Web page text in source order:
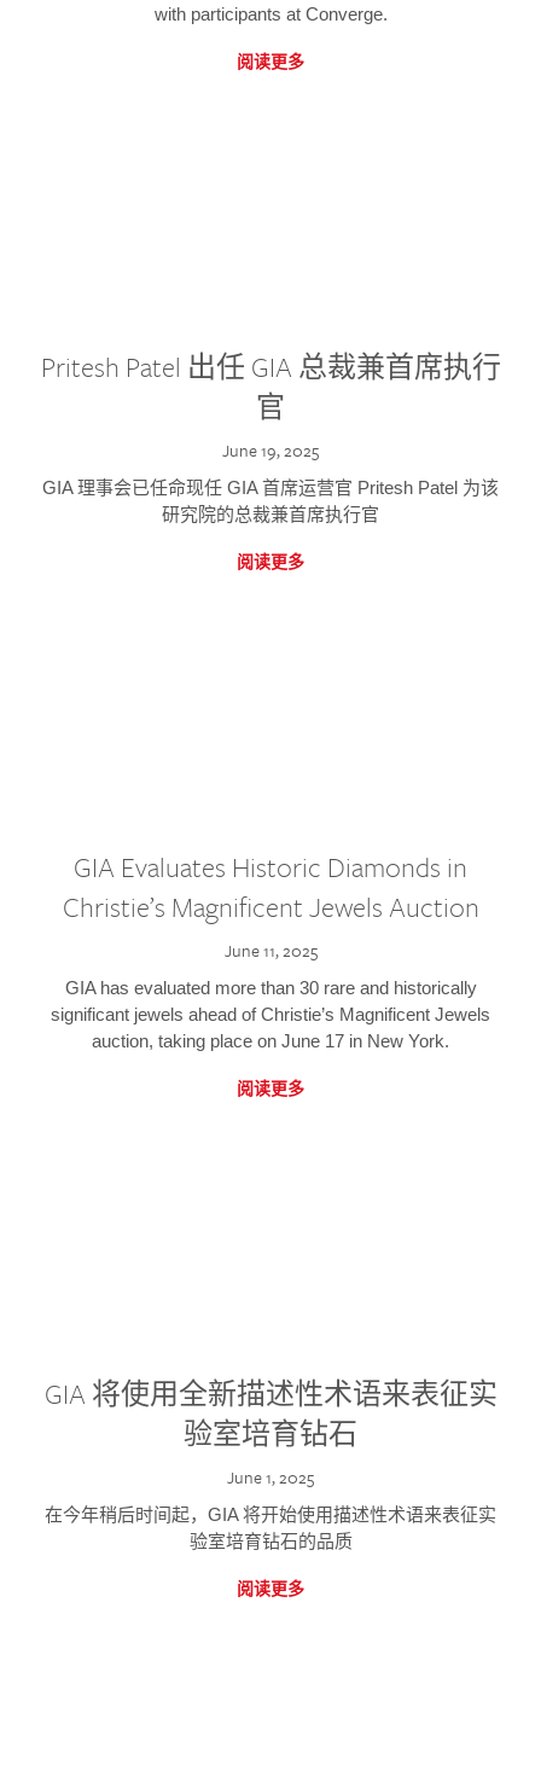
with participants at Converge.
阅读更多
Pritesh Patel 出任 GIA 总裁兼首席执行
官
June 19, 2025
GIA 理事会已任命现任 GIA 首席运营官 Pritesh Patel 为该
研究院的总裁兼首席执行官
阅读更多
GIA Evaluates Historic Diamonds in
Christie’s Magnificent Jewels Auction
June 11, 2025
GIA has evaluated more than 30 rare and historically
significant jewels ahead of Christie’s Magnificent Jewels
auction, taking place on June 17 in New York.
阅读更多
GIA 将使用全新描述性术语来表征实
验室培育钻石
June 1, 2025
在今年稍后时间起，GIA 将开始使用描述性术语来表征实
验室培育钻石的品质
阅读更多